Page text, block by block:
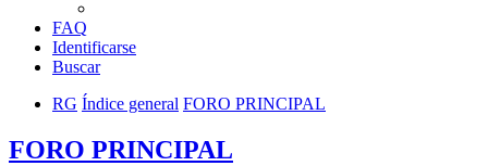
FAQ
Identificarse
Buscar
RG Índice general FORO PRINCIPAL
FORO PRINCIPAL